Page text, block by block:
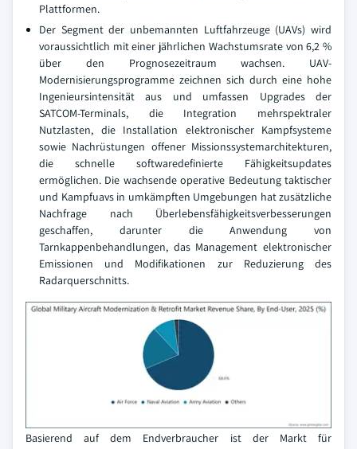
Plattformen.
Der Segment der unbemannten Luftfahrzeuge (UAVs) wird
voraussichtlich mit einer jährlichen Wachstumsrate von 6,2 %
über den Prognosezeitraum wachsen. UAV-
Modernisierungsprogramme zeichnen sich durch eine hohe
Ingenieursintensität aus und umfassen Upgrades der
SATCOM-Terminals, die Integration mehrspektraler
Nutzlasten, die Installation elektronischer Kampfsysteme
sowie Nachrüstungen offener Missionssystemarchitekturen,
die schnelle softwaredefinierte Fähigkeitsupdates
ermöglichen. Die wachsende operative Bedeutung taktischer
und Kampfuavs in umkämpften Umgebungen hat zusätzliche
Nachfrage nach Überlebensfähigkeitsverbesserungen
geschaffen, darunter die Anwendung von
Tarnkappenbehandlungen, das Management elektronischer
Emissionen und Modifikationen zur Reduzierung des
Radarquerschnitts.
Basierend auf dem Endverbraucher ist der Markt für